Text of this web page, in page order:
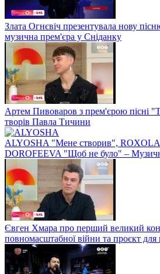
Злата Огнєвіч презентувала нову
музична прем'єра у Сніданку
Артем Пивоваров з прем'єрою пісні
творів Павла Тичини
ALYOSHA "Мене створив",
DOROFEEVA "Щоб не було" –
Євген Хмара про перший великий
повномасштабної війни та проєкт для